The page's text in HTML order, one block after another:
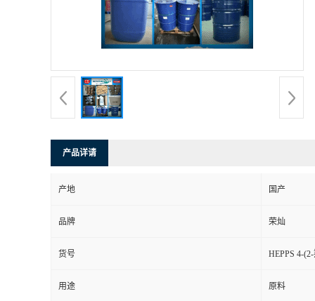
产品详请
产地 国产
品牌 荣灿
货号 HEPPS 4-
用途 原料